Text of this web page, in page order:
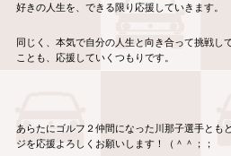
好きの人生を、できる限り応援していきます。
同じく、本気で自分の人生と向き合って挑戦し
ことも、応援していくつもりです。
あらたにゴルフ２仲間になった川那子選手とも
ジを応援よろしくお願いします！（＾＾；；